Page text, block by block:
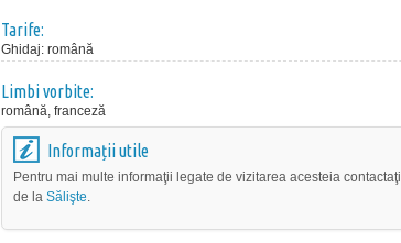
Tarife:
Ghidaj: română
Limbi vorbite:
română, franceză
Informații utile
Pentru mai multe informaţii legate de vizitarea acesteia contactaţi
de la Sălişte.